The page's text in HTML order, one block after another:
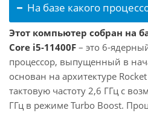
На базе какого
Этот компьютер собран на
Core i5-11400F – это 6-
процессор, выпущенный в
основан на архитектуре
тактовую частоту 2,6 ГГц с
ГГц в режиме Turbo Boost.